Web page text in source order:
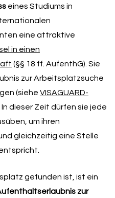
eines Studiums in
eine attraktive
in einen
(§§ 18 ff. AufenthG). Sie
zur Arbeitsplatzsuche
(siehe VISAGUARD-
In dieser Zeit dürfen sie jede
um ihren
gleichzeitig eine Stelle
gefunden ist, ist ein
zur